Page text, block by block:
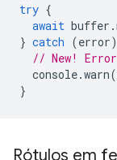
try {
await buffer .
} catch (error)
// New!
console.warn(
}
Rótulos em